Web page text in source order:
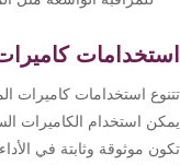
كاميرات
استخدامات كاميرات